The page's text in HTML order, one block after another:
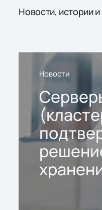
Новости, истории
Новости